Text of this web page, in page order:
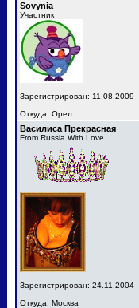
Sovynia
Участник
Зарегистрирован: 11.08.2009
Откуда: Орел
Василиса Прекрасная
From Russia With Love
Зарегистрирован: 24.11.2004
Откуда: Москва